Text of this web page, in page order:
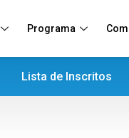
Programa
Lista de Inscritos